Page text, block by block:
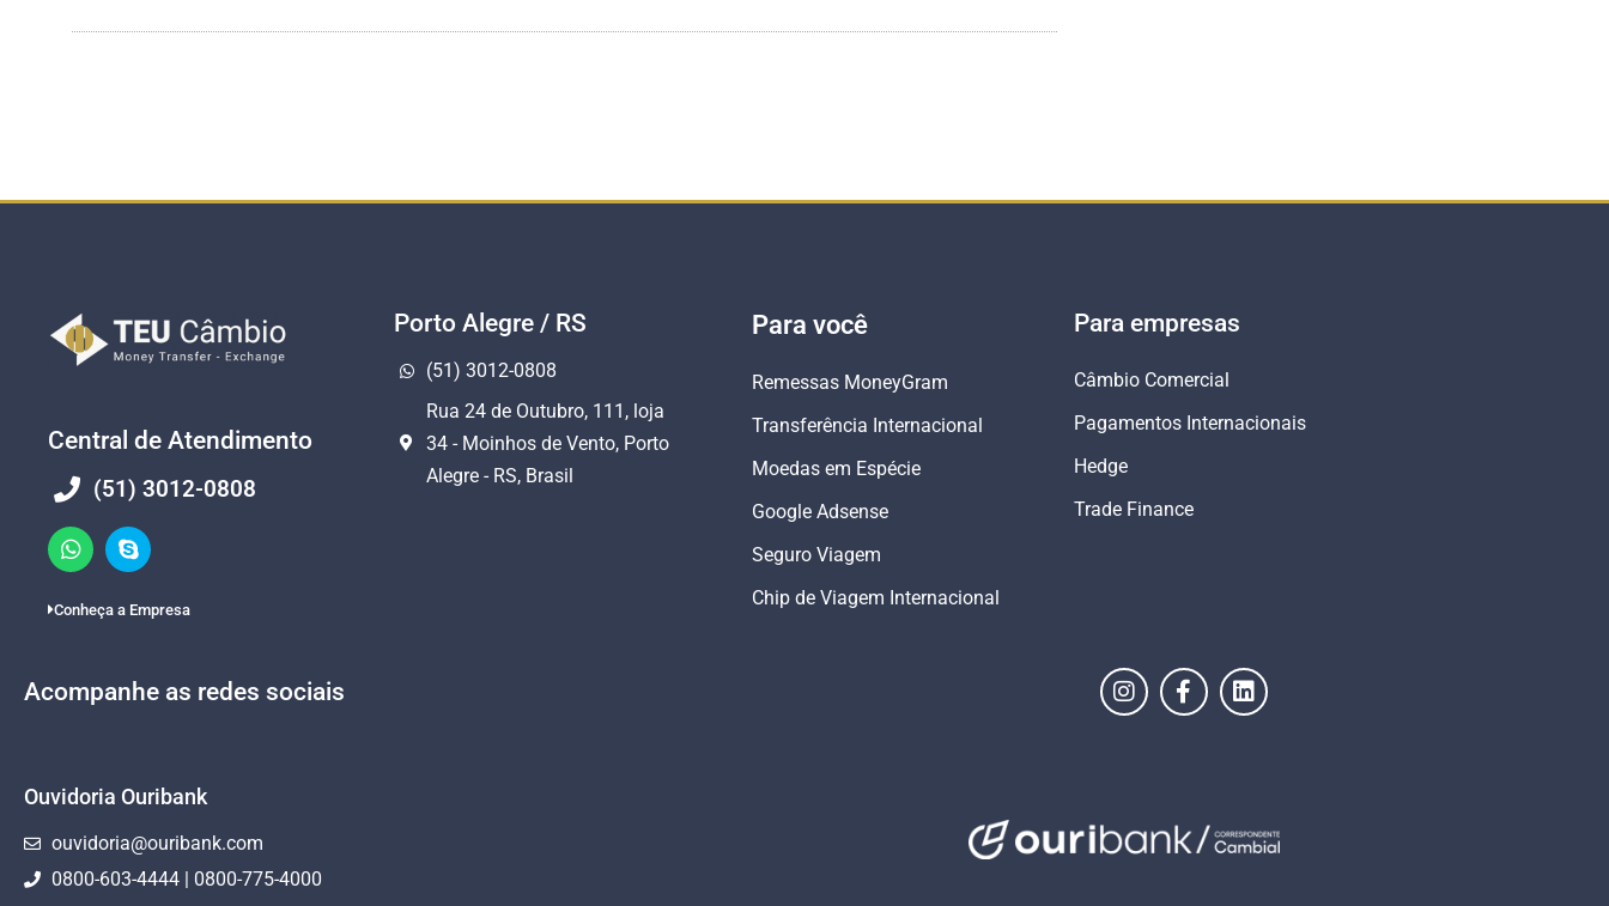
Central de Atendimento
(51) 3012-0808
Conheça a Empresa
Porto Alegre / RS
(51) 3012-0808
Rua 24 de Outubro, 111, loja
34 - Moinhos de Vento, Porto
Alegre - RS, Brasil
Para você
Remessas MoneyGram
Transferência Internacional
Moedas em Espécie
Google Adsense
Seguro Viagem
Chip de Viagem Internacional
Para empresas
Câmbio Comercial
Pagamentos Internacionais
Hedge
Trade Finance
Acompanhe as redes sociais
Ouvidoria Ouribank
ouvidoria@ouribank.com
0800-603-4444 | 0800-775-4000